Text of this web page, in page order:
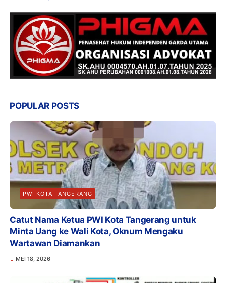
POPULAR POSTS
PWI KOTA TANGERANG
Catut Nama Ketua PWI Kota Tangerang untuk
Minta Uang ke Wali Kota, Oknum Mengaku
Wartawan Diamankan
MEI 18, 2026